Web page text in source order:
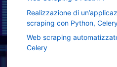
Realizzazione di
scraping con Python,
Web scraping
Celery